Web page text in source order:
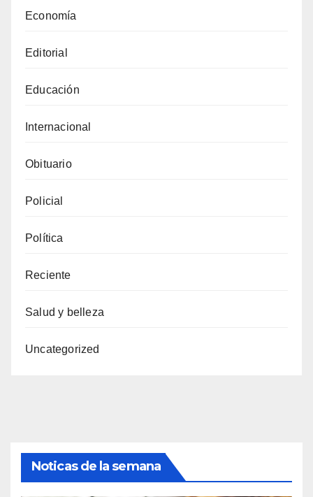
Economía
Editorial
Educación
Internacional
Obituario
Policial
Política
Reciente
Salud y belleza
Uncategorized
Noticas de la semana